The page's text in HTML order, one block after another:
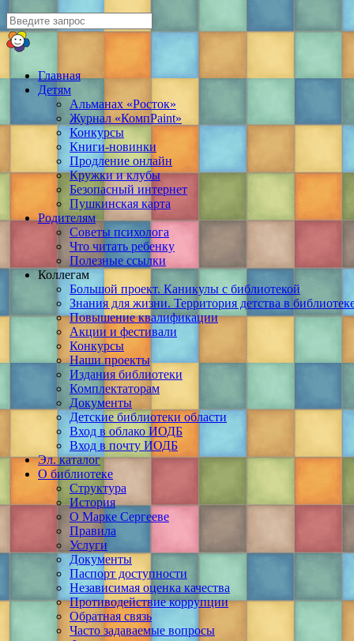
Главная
Детям
Альманах «Росток»
Журнал «КомпPaint»
Конкурсы
Книги-новинки
Продление онлайн
Кружки и клубы
Безопасный интернет
Пушкинская карта
Родителям
Советы психолога
Что читать ребенку
Полезные ссылки
Коллегам
Большой проект. Каникулы с библиотекой
Знания для жизни. Территория детства в
Повышение квалификации
Акции и фестивали
Конкурсы
Наши проекты
Издания библиотеки
Комплектаторам
Документы
Детские библиотеки области
Вход в облако ИОДБ
Вход в почту ИОДБ
Эл. каталог
О библиотеке
Структура
История
О Марке Сергееве
Правила
Услуги
Документы
Паспорт доступности
Независимая оценка качества
Противодействие коррупции
Обратная связь
Часто задаваемые вопросы